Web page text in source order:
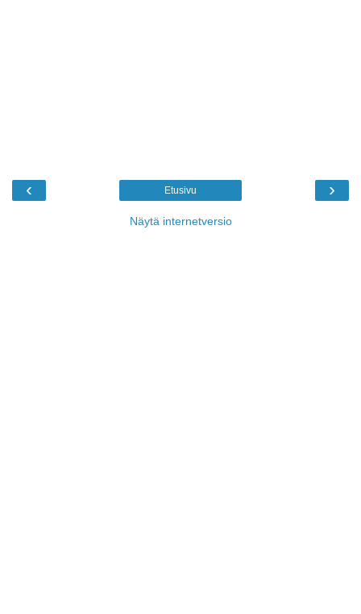
‹ ›
Etusivu
Näytä internetversio